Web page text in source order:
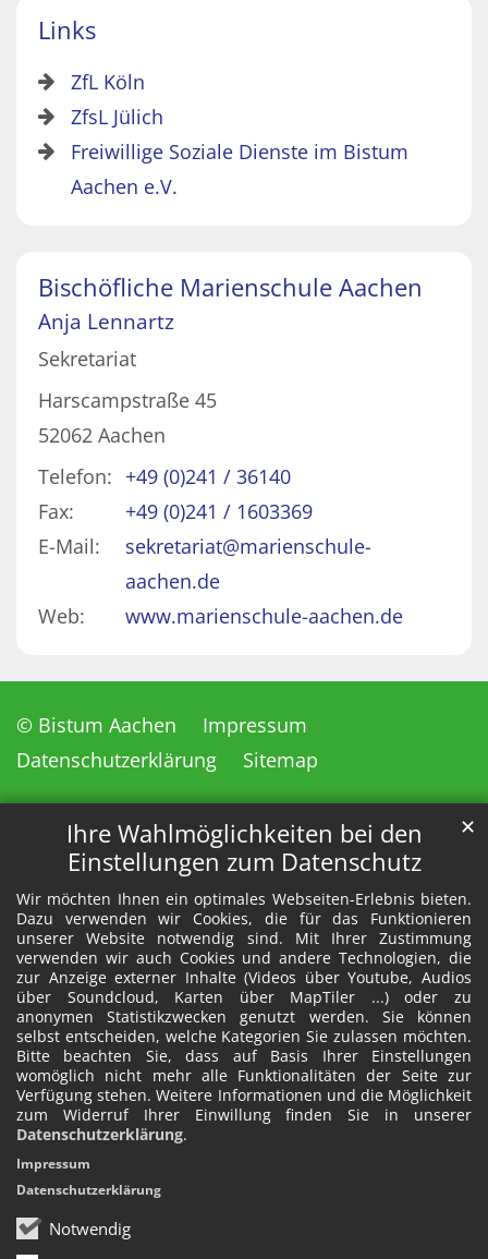
Ihre Wahlmöglichkeiten bei den
Einstellungen zum Datenschutz
Wir möchten Ihnen ein optimales Webseiten-Erlebnis bieten.
Dazu verwenden wir Cookies, die für das Funktionieren
unserer Website notwendig sind. Mit Ihrer Zustimmung
verwenden wir auch Cookies und andere Technologien, die
zur Anzeige externer Inhalte (Videos über Youtube, Audios
über Soundcloud, Karten über MapTiler ...) oder zu
anonymen Statistikzwecken genutzt werden. Sie können
selbst entscheiden, welche Kategorien Sie zulassen möchten.
Bitte beachten Sie, dass auf Basis Ihrer Einstellungen
womöglich nicht mehr alle Funktionalitäten der Seite zur
Verfügung stehen. Weitere Informationen und die Möglichkeit
zum Widerruf Ihrer Einwillung finden Sie in unserer
Datenschutzerklärung.
Notwendig
✕
Impressum
Datenschutzerklärung
Links
ZfL Köln
ZfsL Jülich
Freiwillige Soziale Dienste im Bistum
Aachen e.V.
Bischöfliche Marienschule Aachen
Anja Lennartz
Sekretariat
Harscampstraße 45
52062 Aachen
Telefon: +49 (0)241 / 36140
Fax:
+49 (0)241 / 1603369
E-Mail:
sekretariat@marienschule-
aachen.de
Web:
www.marienschule-aachen.de
© Bistum Aachen
Impressum
Datenschutzerklärung
Sitemap